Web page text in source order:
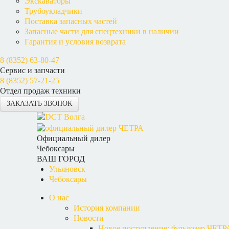
Трубоукладчики
Поставка запасных частей
Запасные части для спецтехники в наличии
Гарантия и условия возврата
8 (8352) 63-80-47
Сервис и запчасти
8 (8352) 57-21-25
Отдел продаж техники
ЗАКАЗАТЬ ЗВОНОК
Официальный дилер
Чебоксары
ВАШ ГОРОД
Ульяновск
Чебоксары
О нас
История компании
Новости